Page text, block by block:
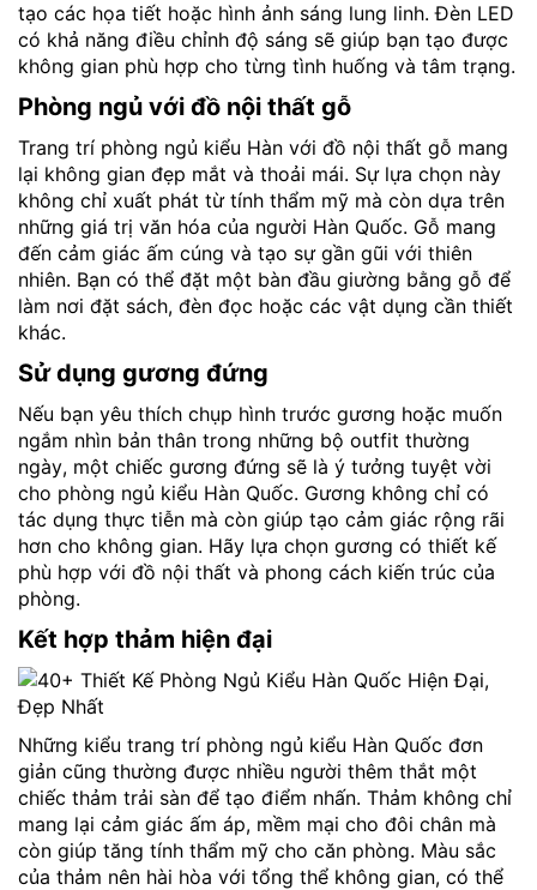
tạo các họa tiết hoặc hình ảnh sáng lung linh. Đèn LED
có khả năng điều chỉnh độ sáng sẽ giúp bạn tạo được
không gian phù hợp cho từng tình huống và tâm trạng.
Phòng ngủ với đồ nội thất gỗ
Trang trí phòng ngủ kiểu Hàn với đồ nội thất gỗ mang
lại không gian đẹp mắt và thoải mái. Sự lựa chọn này
không chỉ xuất phát từ tính thẩm mỹ mà còn dựa trên
những giá trị văn hóa của người Hàn Quốc. Gỗ mang
đến cảm giác ấm cúng và tạo sự gần gũi với thiên
nhiên. Bạn có thể đặt một bàn đầu giường bằng gỗ để
làm nơi đặt sách, đèn đọc hoặc các vật dụng cần thiết
khác.
Sử dụng gương đứng
Nếu bạn yêu thích chụp hình trước gương hoặc muốn
ngắm nhìn bản thân trong những bộ outfit thường
ngày, một chiếc gương đứng sẽ là ý tưởng tuyệt vời
cho phòng ngủ kiểu Hàn Quốc. Gương không chỉ có
tác dụng thực tiễn mà còn giúp tạo cảm giác rộng rãi
hơn cho không gian. Hãy lựa chọn gương có thiết kế
phù hợp với đồ nội thất và phong cách kiến trúc của
phòng.
Kết hợp thảm hiện đại
Những kiểu trang trí phòng ngủ kiểu Hàn Quốc đơn
giản cũng thường được nhiều người thêm thắt một
chiếc thảm trải sàn để tạo điểm nhấn. Thảm không chỉ
mang lại cảm giác ấm áp, mềm mại cho đôi chân mà
còn giúp tăng tính thẩm mỹ cho căn phòng. Màu sắc
của thảm nên hài hòa với tổng thể không gian, có thể